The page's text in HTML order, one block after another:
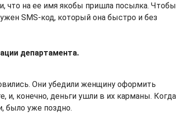
что на ее имя якобы пришла посылка. Чтобы
SMS-код, который она быстро и без
департамента.
Они убедили женщину оформить
и, конечно, деньги ушли в их карманы. Когда
было уже поздно.